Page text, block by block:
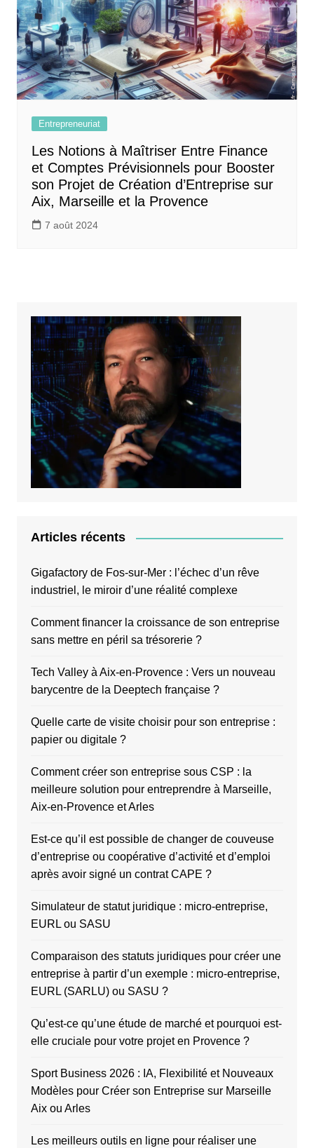
Entrepreneuriat
Les Notions à Maîtriser Entre Finance
et Comptes Prévisionnels pour Booster
son Projet de Création d’Entreprise sur
Aix, Marseille et la Provence
7 août 2024
Articles récents
Gigafactory de Fos-sur-Mer : l’échec d’un rêve
industriel, le miroir d’une réalité complexe
Comment financer la croissance de son entreprise
sans mettre en péril sa trésorerie ?
Tech Valley à Aix-en-Provence : Vers un nouveau
barycentre de la Deeptech française ?
Quelle carte de visite choisir pour son entreprise :
papier ou digitale ?
Comment créer son entreprise sous CSP : la
meilleure solution pour entreprendre à Marseille,
Aix-en-Provence et Arles
Est-ce qu’il est possible de changer de couveuse
d’entreprise ou coopérative d’activité et d’emploi
après avoir signé un contrat CAPE ?
Simulateur de statut juridique : micro-entreprise,
EURL ou SASU
Comparaison des statuts juridiques pour créer une
entreprise à partir d’un exemple : micro-entreprise,
EURL (SARLU) ou SASU ?
Qu’est-ce qu’une étude de marché et pourquoi est-
elle cruciale pour votre projet en Provence ?
Sport Business 2026 : IA, Flexibilité et Nouveaux
Modèles pour Créer son Entreprise sur Marseille
Aix ou Arles
Les meilleurs outils en ligne pour réaliser une